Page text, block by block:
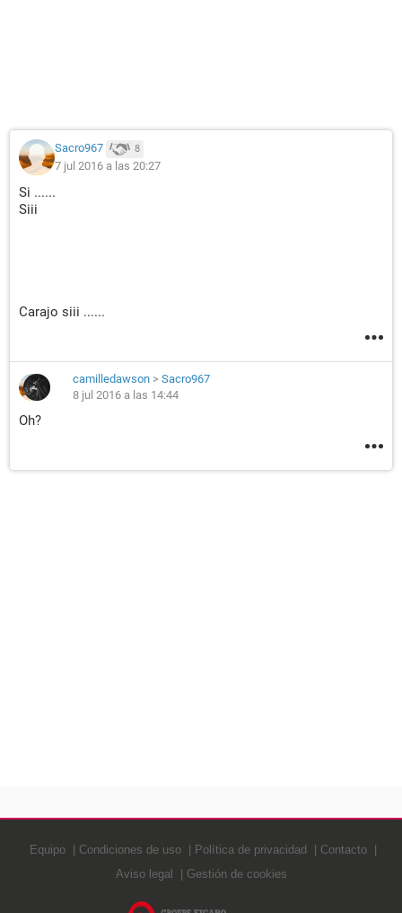
Sacro967 8
7 jul 2016 a las 20:27
Si ......
Siii
Carajo siii ......
camilledawson > Sacro967
8 jul 2016 a las 14:44
Oh?
Equipo Condiciones de uso Política de privacidad
Contacto
Aviso legal
Gestión de cookies